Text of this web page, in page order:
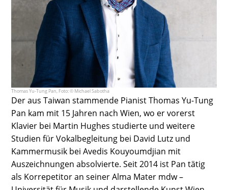
Thomas Yu-Tung Pan, Foto: © Michael Sabotha
Der aus Taiwan stammende Pianist Thomas Yu-Tung
Pan kam mit 15 Jahren nach Wien, wo er vorerst
Klavier bei Martin Hughes studierte und weitere
Studien für Vokalbegleitung bei David Lutz und
Kammermusik bei Avedis Kouyoumdjian mit
Auszeichnungen absolvierte. Seit 2014 ist Pan tätig
als Korrepetitor an seiner Alma Mater mdw –